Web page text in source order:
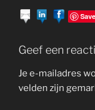
Save
Geef een
Je e-mailadres
velden zijn